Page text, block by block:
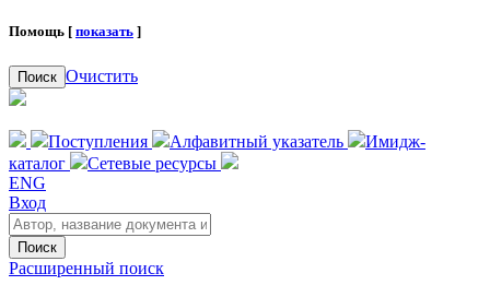
Помощь [ показать ]
Поиск Очистить
Поступления Алфавитный указатель
Имидж-
каталог
Сетевые ресурсы
ENG
Вход
Поиск
Расширенный поиск